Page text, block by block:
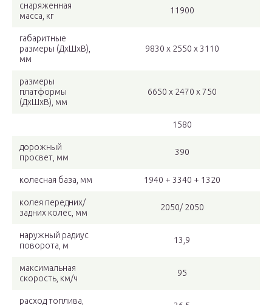
снаряженная
масса, кг
11900
габаритные
размеры (ДхШхВ),
мм
9830 х 2550 х 3110
размеры
платформы
(ДхШхВ), мм
6650 х 2470 х 750
1580
дорожный
просвет, мм
390
колесная база, мм 1940 + 3340 + 1320
колея передних/
задних колес, мм
2050/ 2050
наружный радиус
поворота, м
13,9
максимальная
скорость, км/ч
95
расход топлива,